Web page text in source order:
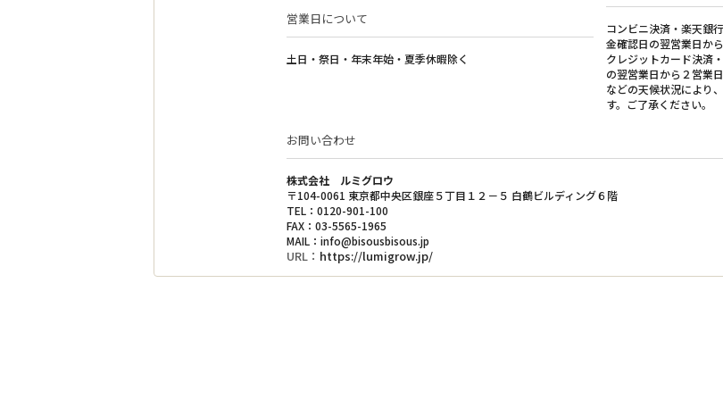
【（在庫数更新）販売終了のお知らせ】
※朝と夜のセットの販売は終了とさせていただきます。
●マルチケアリップ 01…0個／マルチケアリップ 02…4個
※マルチケアリップ 01は、完売いたしました。
※ミルビズーマルチケアリップセットの販売は終了とさせていただきます。
営業日について
土日・祭日・年末年始・夏季休暇除く
コンビニ決済・楽天銀
金確認日の翌営業日か
クレジットカード決済
の翌営業日から２営業
などの天候状況により
す。ご了承ください。
お問い合わせ
株式会社 ルミグロウ
〒104-0061 東京都中央区銀座５丁目１２－５ 白鶴ビルディング６階
TEL：0120-901-100
FAX：03-5565-1965
MAIL： info@bisousbisous.jp
URL： https://lumigrow.jp/